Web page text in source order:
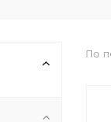
По